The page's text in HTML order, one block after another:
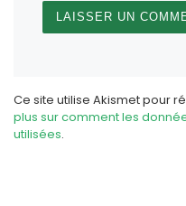
Ce site utilise Akismet pour
plus sur comment les
utilisées.